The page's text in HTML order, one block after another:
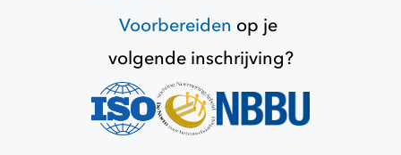
Voorbereiden op je
volgende inschrijving?